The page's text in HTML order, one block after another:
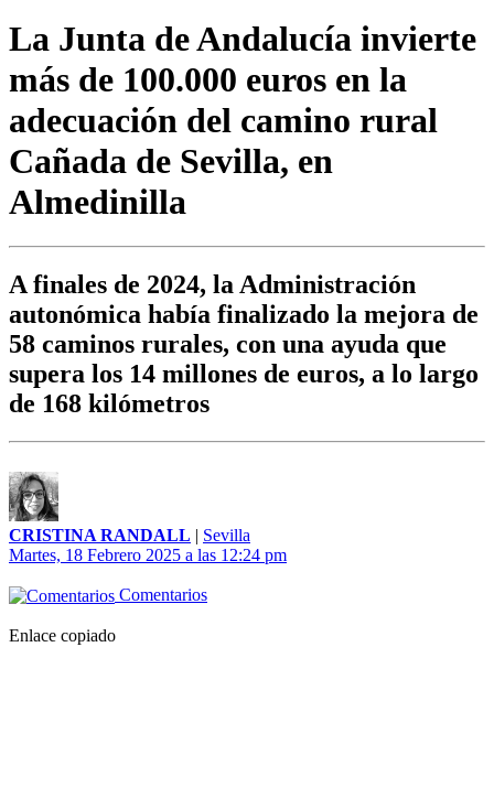
La Junta de Andalucía invierte
más de 100.000 euros en la
adecuación del camino rural
Cañada de Sevilla, en
Almedinilla
A finales de 2024, la Administración
autonómica había finalizado la mejora de
58 caminos rurales, con una ayuda que
supera los 14 millones de euros, a lo largo
de 168 kilómetros
CRISTINA RANDALL | Sevilla
Martes, 18 Febrero 2025 a las 12:24 pm
Comentarios
Enlace copiado